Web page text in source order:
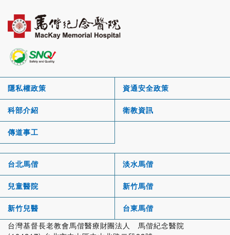
隱私權政策 資通安全政策
科部介紹 衛教資訊
傳道事工
台北馬偕 淡水馬偕
兒童醫院 新竹馬偕
新竹兒醫 台東馬偕
台灣基督長老教會馬偕醫療財團法人 馬偕紀念醫院